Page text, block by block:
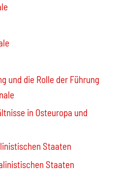
und die Rolle der Führung
in Osteuropa und
Staaten
Staaten